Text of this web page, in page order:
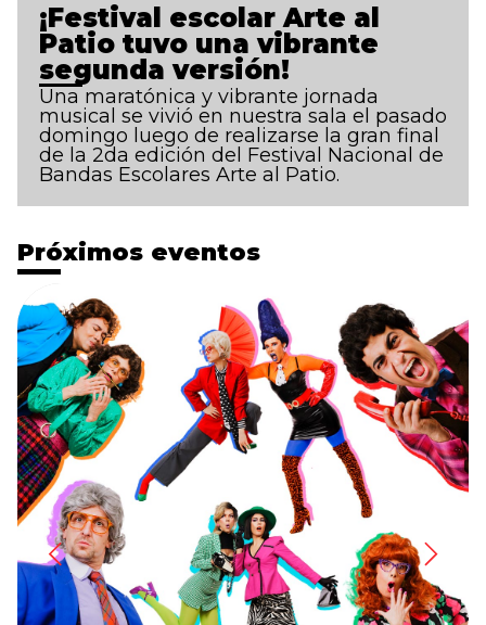
¡Festival escolar Arte al
Patio tuvo una vibrante
segunda versión!
Una maratónica y vibrante jornada
musical se vivió en nuestra sala el pasado
domingo luego de realizarse la gran final
de la 2da edición del Festival Nacional de
Bandas Escolares Arte al Patio.
Próximos eventos